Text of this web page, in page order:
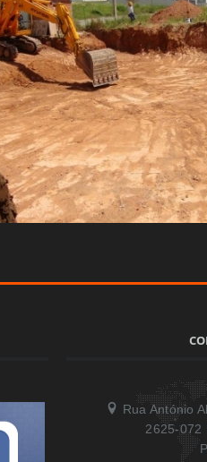
Rua António
2625-072